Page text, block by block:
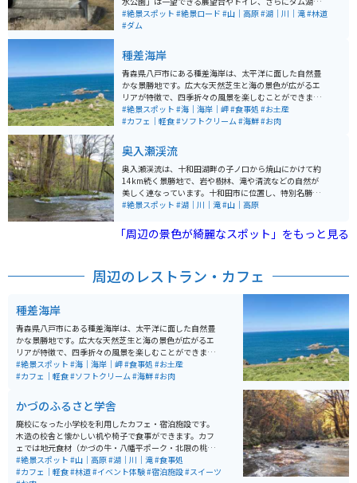
辺を散策することのできる遊歩道が整備されています。
#絶景スポット #絶景ロード #山｜高原#湖｜川｜滝#林道
#ダム
種差海岸
青森県八戸市にある種差海岸は、太平洋に面した自然豊
かな景勝地です。広大な天然芝生と海の景色が広がるエ
リアが特徴で、四季折々の風景を楽しむことができま
す。芝生エリアでは散策や休憩ができ、ペットと散歩を
楽しむ人やピクニックをする人の姿も見られます。開放
れています。 周辺には飲食施設も点在しており、ミチル
種差ではパスタなどの食事が楽しめます。また、近隣に
は海鮮料理を提供する飲食店やジェラートなどの軽食を
楽しめる場所もあり、観光の合間の休憩にも便利です。
宿泊施設もあるため、滞在型の観光にも対応していま
す。
#絶景スポット #海｜海岸｜岬#食事処 #お土産
#カフェ｜軽食#ソフトクリーム#海鮮#お肉
奥入瀬渓流
奥入瀬渓流は、十和田湖畔の子ノ口から焼山にかけて約
14km続く景勝地で、岩や樹林、滝や清流などの自然が
美しく連なっています。十和田市に位置し、特別名勝や
天然記念物として国から指定されており、観光地として
道が整備されており「銚子大滝」や「阿修羅の流れ」な
どの名所を含む多彩な景色を楽しむことができます。四
#絶景スポット #湖｜川｜滝#山｜高原
「周辺の景色が綺麗なスポット」をもっと見る
周辺のレストラン・カフェ
種差海岸
青森県八戸市にある種差海岸は、太平洋に面した自然豊
かな景勝地です。広大な天然芝生と海の景色が広がるエ
リアが特徴で、四季折々の風景を楽しむことができま
す。芝生エリアでは散策や休憩ができ、ペットと散歩を
楽しむ人やピクニックをする人の姿も見られます。開放
れています。 周辺には飲食施設も点在しており、ミチル
種差ではパスタなどの食事が楽しめます。また、近隣に
は海鮮料理を提供する飲食店やジェラートなどの軽食を
楽しめる場所もあり、観光の合間の休憩にも便利です。
宿泊施設もあるため、滞在型の観光にも対応していま
す。
#絶景スポット #海｜海岸｜岬#食事処 #お土産
#カフェ｜軽食#ソフトクリーム#海鮮#お肉
かづのふるさと学舎
廃校になった小学校を利用したカフェ・宿泊施設です。
木造の校舎と懐かしい机や椅子で食事ができます。カフ
ェでは地元食材（かづの牛・八幡平ポーク・北限の桃）
をメニューに取り入れています。施設は主だった道路沿
いにあり、アクセスしやすいです。施設のすぐ外から散
#絶景スポット #山｜高原#湖｜川｜滝#食事処
#カフェ｜軽食#林道#イベント体験#宿泊施設#スイーツ